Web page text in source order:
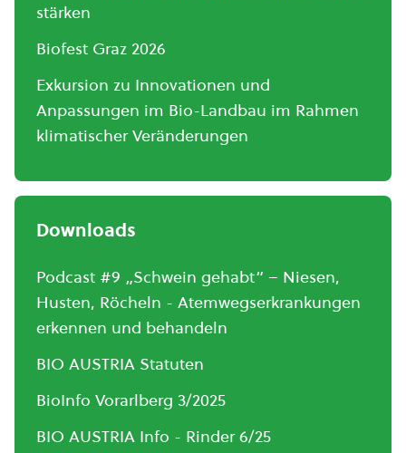
stärken
Biofest Graz 2026
Exkursion zu Innovationen und
Anpassungen im Bio-Landbau im Rahmen
klimatischer Veränderungen
Downloads
Podcast #9 „Schwein gehabt“ – Niesen,
Husten, Röcheln - Atemwegserkrankungen
erkennen und behandeln
BIO AUSTRIA Statuten
BioInfo Vorarlberg 3/2025
BIO AUSTRIA Info - Rinder 6/25